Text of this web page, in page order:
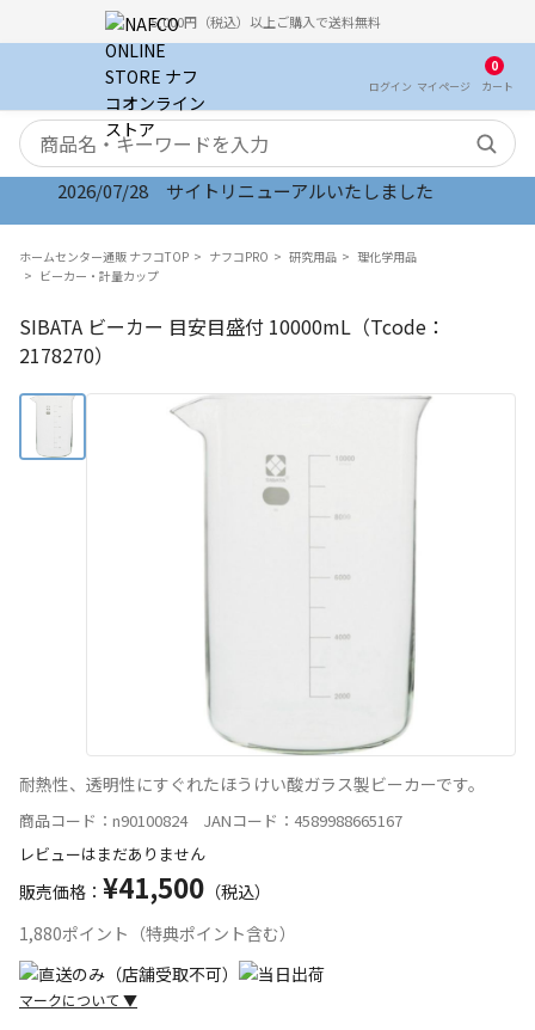
5,000円（税込）以上ご購入で送料無料
ログイン マイ ページ
0
カート
検索キーワード
2026/07/28 サイトリニューアルいたしました
ホームセンター通販 ナフコTOP ナフコPRO 研究用品
理化学用品
ビーカー・計量カップ
SIBATA ビーカー 目安目盛付 10000mL（Tcode：
2178270）
耐熱性、透明性にすぐれたほうけい酸ガラス製ビーカーです。
商品コード：n90100824 JANコード：4589988665167
レビューはまだありません
販売価格： ¥41,500 （税込）
1,880ポイント（特典ポイント含む）
マークについて ▼